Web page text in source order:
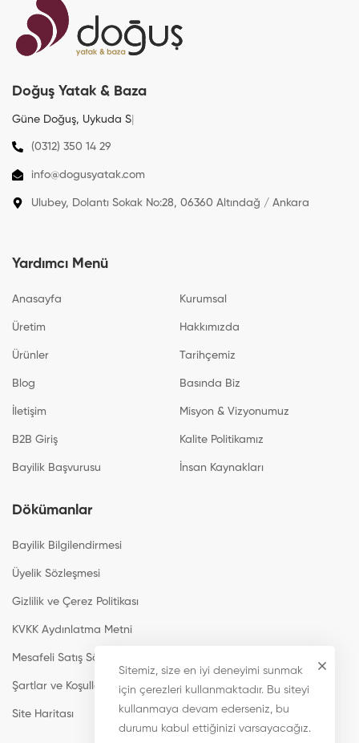
Doğuş Yatak & Baza
Güne Doğuş, Uykuda Sağlı
(0312) 350 14 29
info@dogusyatak.com
Ulubey, Dolantı Sokak No:28, 06360 Altındağ / Ankara
Yardımcı Menü
Anasayfa Kurumsal
Üretim Hakkımızda
Ürünler Tarihçemiz
Blog Basında Biz
İletişim Misyon & Vizyonumuz
B2B Giriş Kalite Politikamız
Bayilik Başvurusu İnsan Kaynakları
Dökümanlar
Bayilik Bilgilendirmesi
Üyelik Sözleşmesi
Gizlilik ve Çerez Politikası
KVKK Aydınlatma Metni
Mesafeli Satış Sözleşmesi
Şartlar ve Koşullar
Site Haritası
Sitemiz, size en iyi deneyimi sunmak
için çerezleri kullanmaktadır. Bu siteyi
kullanmaya devam ederseniz, bu
durumu kabul ettiğinizi varsayacağız.